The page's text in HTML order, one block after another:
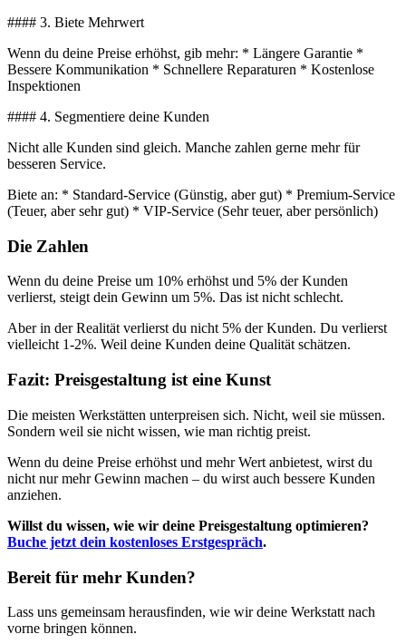
#### 3. Biete Mehrwert
Wenn du deine Preise erhöhst, gib mehr: * Längere Garantie *
Bessere Kommunikation * Schnellere Reparaturen * Kostenlose
Inspektionen
#### 4. Segmentiere deine Kunden
Nicht alle Kunden sind gleich. Manche zahlen gerne mehr für
besseren Service.
Biete an: * Standard-Service (Günstig, aber gut) * Premium-Service
(Teuer, aber sehr gut) * VIP-Service (Sehr teuer, aber persönlich)
Die Zahlen
Wenn du deine Preise um 10% erhöhst und 5% der Kunden
verlierst, steigt dein Gewinn um 5%. Das ist nicht schlecht.
Aber in der Realität verlierst du nicht 5% der Kunden. Du verlierst
vielleicht 1-2%. Weil deine Kunden deine Qualität schätzen.
Fazit: Preisgestaltung ist eine Kunst
Die meisten Werkstätten unterpreisen sich. Nicht, weil sie müssen.
Sondern weil sie nicht wissen, wie man richtig preist.
Wenn du deine Preise erhöhst und mehr Wert anbietest, wirst du
nicht nur mehr Gewinn machen – du wirst auch bessere Kunden
anziehen.
Willst du wissen, wie wir deine Preisgestaltung optimieren?
Buche jetzt dein kostenloses Erstgespräch.
Bereit für mehr Kunden?
Lass uns gemeinsam herausfinden, wie wir deine Werkstatt nach
vorne bringen können.